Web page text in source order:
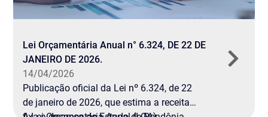
Lei Orçamentária Anual n° 6.324, DE 22 DE
JANEIRO DE 2026.
14/04/2026
Publicação oficial da Lei nº 6.324, de 22
de janeiro de 2026, que estima a receita e